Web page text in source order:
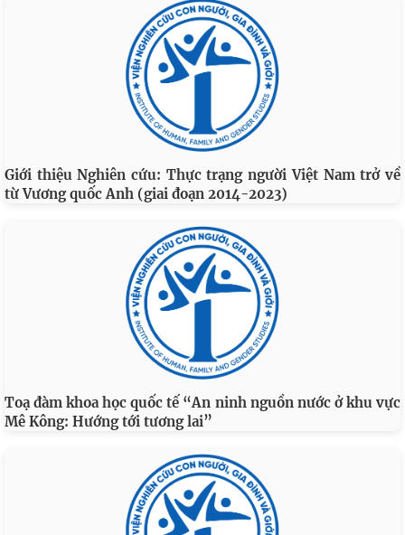
Giới thiệu Nghiên cứu: Thực trạng người Việt Nam trở về
từ Vương quốc Anh (giai đoạn 2014-2023)
Toạ đàm khoa học quốc tế “An ninh nguồn nước ở khu vực
Mê Kông: Hướng tới tương lai”